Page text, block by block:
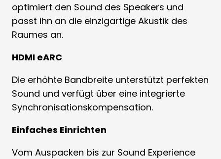
optimiert den Sound des Speakers und
passt ihn an die einzigartige Akustik des
Raumes an.
HDMI eARC
Die erhöhte Bandbreite unterstützt perfekten
Sound und verfügt über eine integrierte
Synchronisationskompensation.
Einfaches Einrichten
Vom Auspacken bis zur Sound Experience